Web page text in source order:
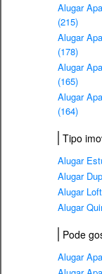
Alugar
(215)
Alugar
(178)
Alugar
(165)
Alugar
(164)
Tipo
Alugar
Alugar
Alugar
Alugar
Pode
Alugar